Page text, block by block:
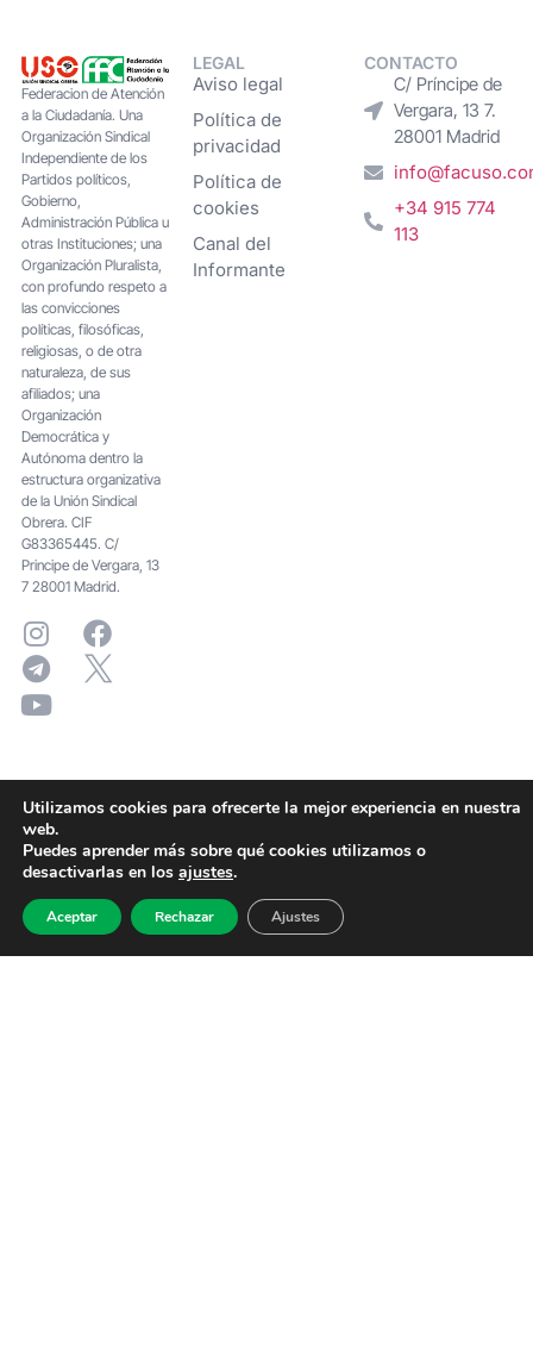
Federacion de Atención
a la Ciudadanía. Una
Organización Sindical
Independiente de los
Partidos políticos,
Gobierno,
Administración Pública u
otras Instituciones; una
Organización Pluralista,
con profundo respeto a
las convicciones
políticas, filosóficas,
religiosas, o de otra
naturaleza, de sus
afiliados; una
Organización
Democrática y
Autónoma dentro la
estructura organizativa
de la Unión Sindical
Obrera. CIF
G83365445. C/
Principe de Vergara, 13
7 28001 Madrid.
LEGAL
Aviso legal
Política de
privacidad
Política de
cookies
Canal del
Informante
CONTACTO
C/ Príncipe de
Vergara, 13 7.
28001 Madrid
+34 915 774
113
Utilizamos cookies para ofrecerte la mejor experiencia en nuestra
web.
Puedes aprender más sobre qué cookies utilizamos o
desactivarlas en los ajustes.
Aceptar Rechazar Ajustes